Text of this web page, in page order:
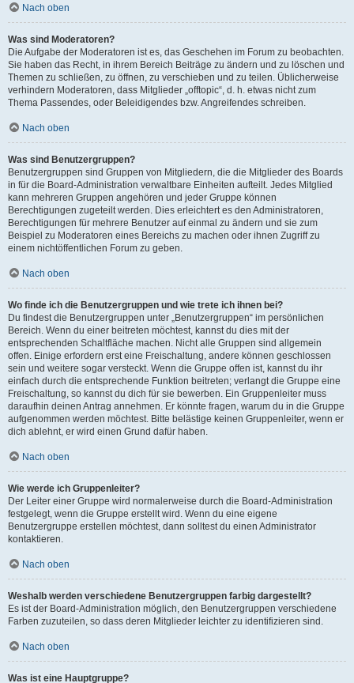
Nach oben
Was sind Moderatoren?
Die Aufgabe der Moderatoren ist es, das Geschehen im Forum zu beobachten.
Sie haben das Recht, in ihrem Bereich Beiträge zu ändern und zu löschen und
Themen zu schließen, zu öffnen, zu verschieben und zu teilen. Üblicherweise
verhindern Moderatoren, dass Mitglieder „offtopic“, d. h. etwas nicht zum
Thema Passendes, oder Beleidigendes bzw. Angreifendes schreiben.
Nach oben
Was sind Benutzergruppen?
Benutzergruppen sind Gruppen von Mitgliedern, die die Mitglieder des Boards
in für die Board-Administration verwaltbare Einheiten aufteilt. Jedes Mitglied
kann mehreren Gruppen angehören und jeder Gruppe können
Berechtigungen zugeteilt werden. Dies erleichtert es den Administratoren,
Berechtigungen für mehrere Benutzer auf einmal zu ändern und sie zum
Beispiel zu Moderatoren eines Bereichs zu machen oder ihnen Zugriff zu
einem nichtöffentlichen Forum zu geben.
Nach oben
Wo finde ich die Benutzergruppen und wie trete ich ihnen bei?
Du findest die Benutzergruppen unter „Benutzergruppen“ im persönlichen
Bereich. Wenn du einer beitreten möchtest, kannst du dies mit der
entsprechenden Schaltfläche machen. Nicht alle Gruppen sind allgemein
offen. Einige erfordern erst eine Freischaltung, andere können geschlossen
sein und weitere sogar versteckt. Wenn die Gruppe offen ist, kannst du ihr
einfach durch die entsprechende Funktion beitreten; verlangt die Gruppe eine
Freischaltung, so kannst du dich für sie bewerben. Ein Gruppenleiter muss
daraufhin deinen Antrag annehmen. Er könnte fragen, warum du in die Gruppe
aufgenommen werden möchtest. Bitte belästige keinen Gruppenleiter, wenn er
dich ablehnt, er wird einen Grund dafür haben.
Nach oben
Wie werde ich Gruppenleiter?
Der Leiter einer Gruppe wird normalerweise durch die Board-Administration
festgelegt, wenn die Gruppe erstellt wird. Wenn du eine eigene
Benutzergruppe erstellen möchtest, dann solltest du einen Administrator
kontaktieren.
Nach oben
Weshalb werden verschiedene Benutzergruppen farbig dargestellt?
Es ist der Board-Administration möglich, den Benutzergruppen verschiedene
Farben zuzuteilen, so dass deren Mitglieder leichter zu identifizieren sind.
Nach oben
Was ist eine Hauptgruppe?